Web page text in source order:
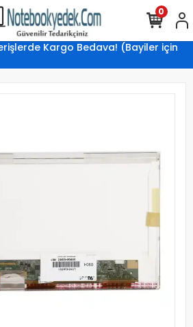
Kargo Bedava! (Bayiler için
0